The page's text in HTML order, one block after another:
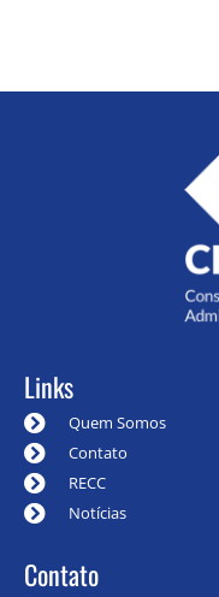
Links
Quem Somos
Contato
RECC
Notícias
Contato